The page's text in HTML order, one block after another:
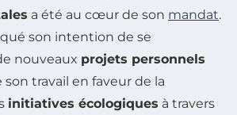
a été au cœur de son mandat.
son intention de se
nouveaux projets personnels
travail en faveur de la
initiatives écologiques à travers